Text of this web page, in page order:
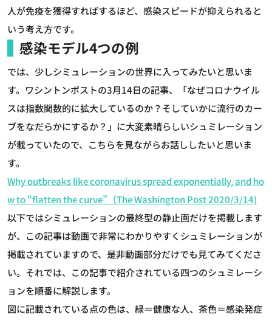
人が免疫を獲得すればするほど、感染スピードが抑えられると
いう考え方です。
感染モデル4つの例
では、少しシミュレーションの世界に入ってみたいと思いま
す。ワシントンポストの3月14日の記事、「なぜコロナウイル
スは指数関数的に拡大しているのか？そしていかに流行のカー
ブをなだらかにするか？」に大変素晴らしいシュミレーション
が載っていたので、こちらを見ながらお話ししたいと思いま
す。
Why outbreaks like coronavirus spread exponentially, and ho
w to “flatten the curve”（The Washington Post 2020/3/14)
以下ではシミュレーションの最終型の静止画だけを掲載します
が、この記事は動画で非常にわかりやすくシュミレーションが
掲載されていますので、是非動画部分だけでも見てみてくださ
い。それでは、この記事で紹介されている四つのシュミレーシ
ョンを順番に解説します。
図に記載されている点の色は、緑＝健康な人、茶色＝感染発症